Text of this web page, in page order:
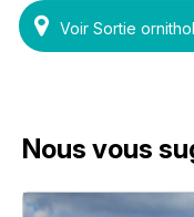
Voir Sortie
Nous vous